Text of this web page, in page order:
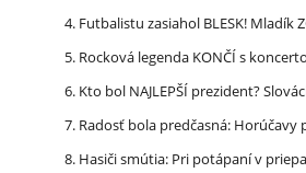
Futbalistu zasiahol BLESK! Mladík
Rocková legenda KONČÍ s
Kto bol NAJLEPŠÍ prezident?
Radosť bola predčasná:
Hasiči smútia: Pri potápaní v